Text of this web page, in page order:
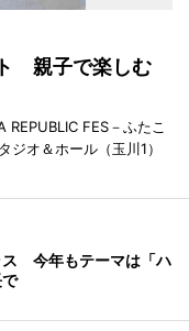
親子で楽しむ
REPUBLIC FES－ふたこ
オ＆ホール（玉川1）
ス 今年もテーマは「ハ